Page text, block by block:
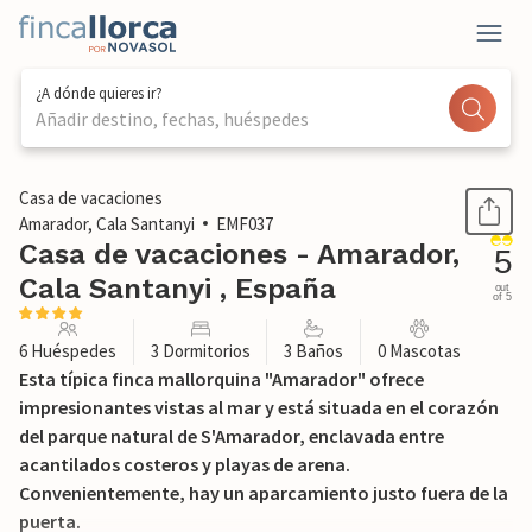
¿A dónde quieres ir?
Añadir destino, fechas, huéspedes
1 / 38
Casa de vacaciones
Amarador, Cala Santanyi
EMF037
Casa de vacaciones - Amarador,
Cala Santanyi , España
5
out
of 5
6 Huéspedes 3 Dormitorios 3 Baños 0 Mascotas
Esta típica finca mallorquina "Amarador" ofrece
impresionantes vistas al mar y está situada en el corazón
del parque natural de S'Amarador, enclavada entre
acantilados costeros y playas de arena.
Convenientemente, hay un aparcamiento justo fuera de la
puerta.